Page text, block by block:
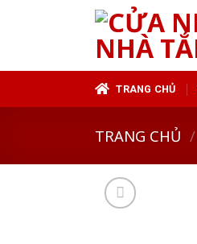
TRANG CHỦ
TRANG CHỦ /